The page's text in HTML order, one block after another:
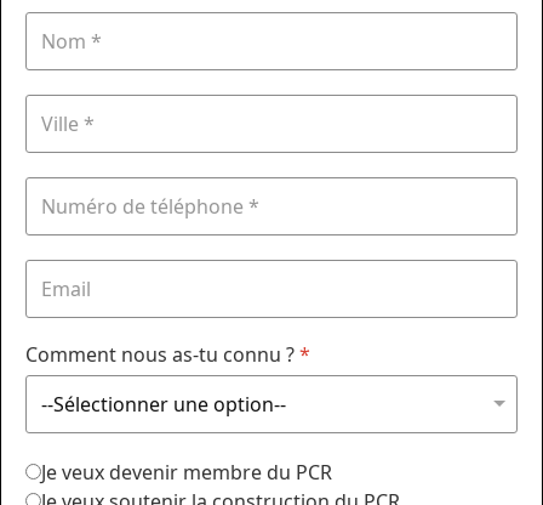
Comment nous as-tu connu ?*
Je veux devenir membre du PCR